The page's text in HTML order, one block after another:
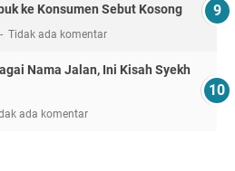
ke Konsumen Sebut Kosong
Tidak ada komentar
Nama Jalan, Ini Kisah Syekh
ada komentar